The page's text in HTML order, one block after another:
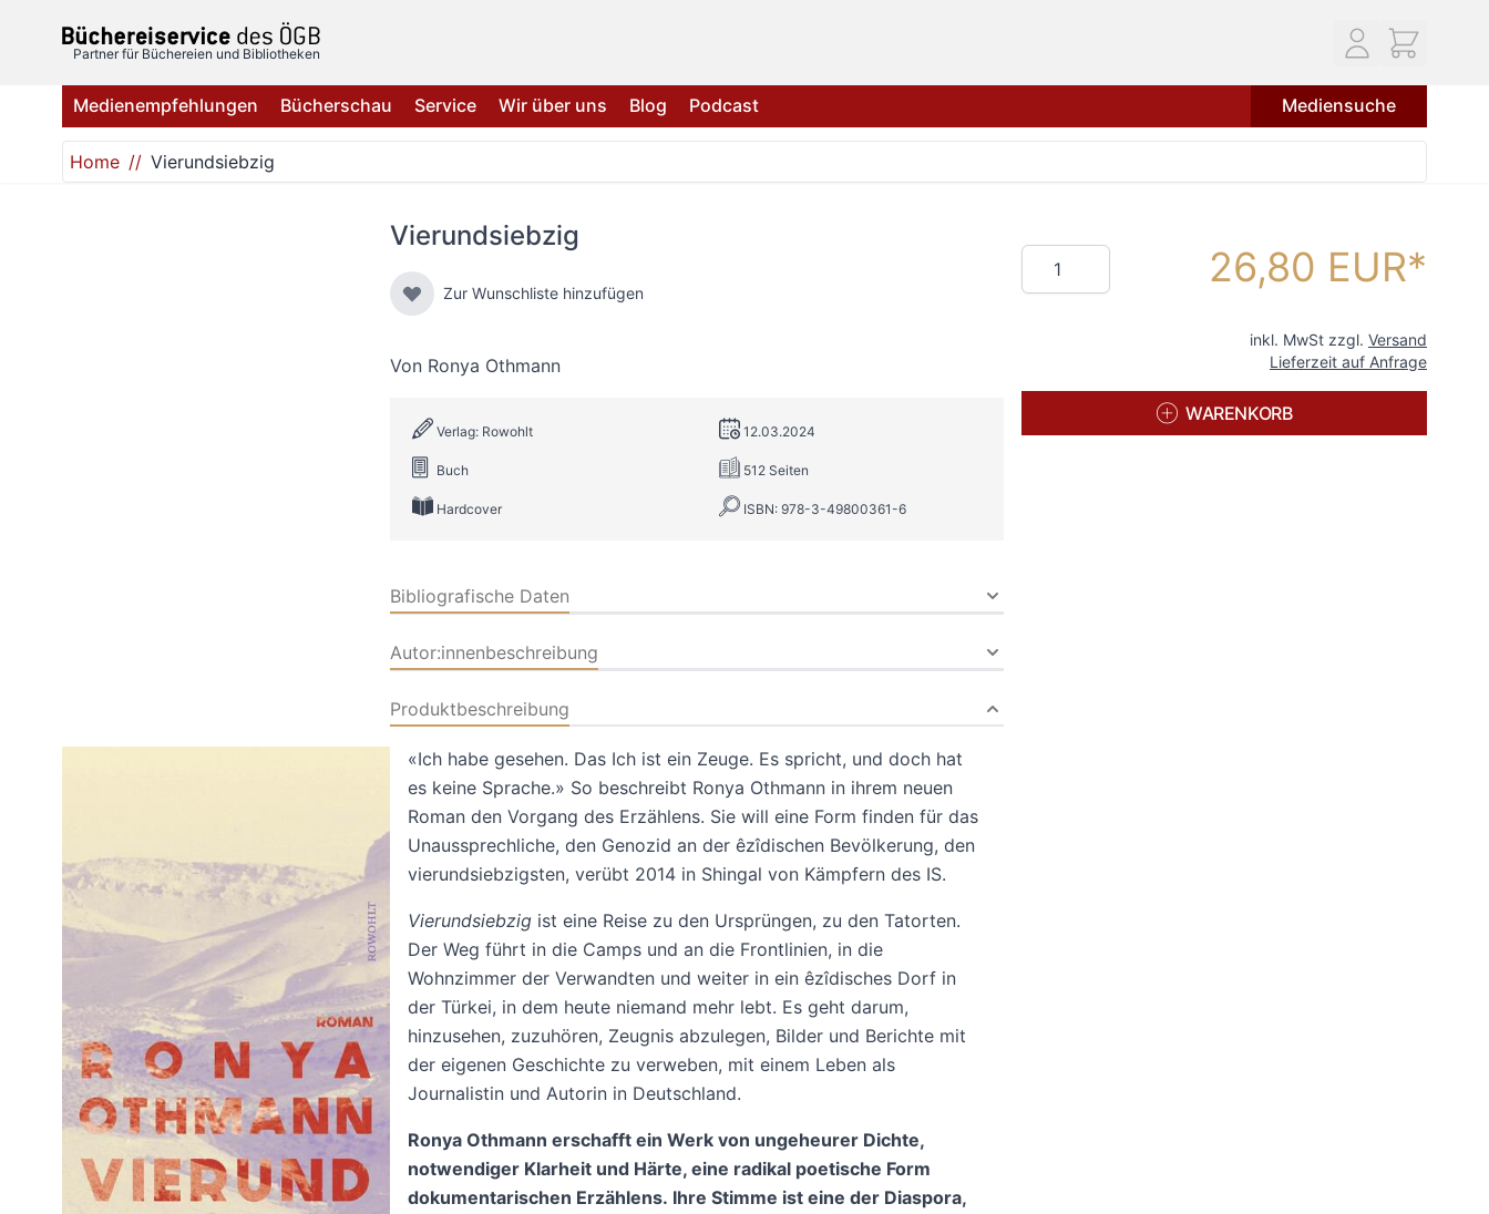
Partner für Büchereien und Bibliotheken
Medienempfehlungen Bücherschau Service Wir über uns Blog Podcast Mediensuche
Home Vierundsiebzig
Vierundsiebzig
Zur Wunschliste hinzufügen
Von Ronya Othmann
Verlag: Rowohlt 12.03.2024
Buch 512 Seiten
Hardcover ISBN: 978-3-49800361-6
Bibliografische Daten
Autor:innenbeschreibung
Produktbeschreibung
«Ich habe gesehen. Das Ich ist ein Zeuge. Es spricht, und doch hat
es keine Sprache.» So beschreibt Ronya Othmann in ihrem neuen
Roman den Vorgang des Erzählens. Sie will eine Form finden für das
Unaussprechliche, den Genozid an der êzîdischen Bevölkerung, den
vierundsiebzigsten, verübt 2014 in Shingal von Kämpfern des IS.
Vierundsiebzig ist eine Reise zu den Ursprüngen, zu den Tatorten.
Der Weg führt in die Camps und an die Frontlinien, in die
Wohnzimmer der Verwandten und weiter in ein êzîdisches Dorf in
der Türkei, in dem heute niemand mehr lebt. Es geht darum,
hinzusehen, zuzuhören, Zeugnis abzulegen, Bilder und Berichte mit
der eigenen Geschichte zu verweben, mit einem Leben als
Journalistin und Autorin in Deutschland.
Ronya Othmann erschafft ein Werk von ungeheurer Dichte,
notwendiger Klarheit und Härte, eine radikal poetische Form
dokumentarischen Erzählens. Ihre Stimme ist eine der Diaspora,
Menge 26,80 EUR
inkl. MwSt zzgl. Versand
Lieferzeit auf Anfrage
WARENKORB